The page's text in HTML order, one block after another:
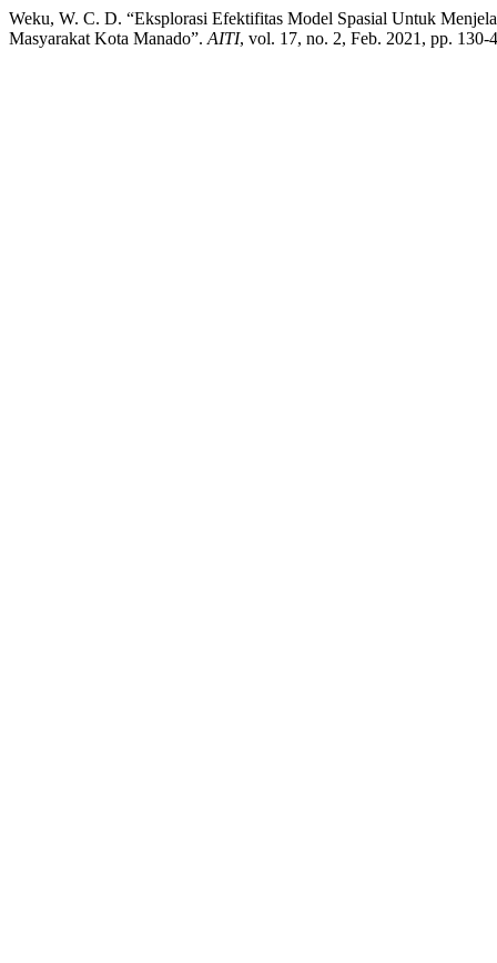
Weku, W. C. D. “Eksplorasi Efektifitas Model Spasial Untuk
Masyarakat Kota Manado”. AITI, vol. 17, no. 2, Feb. 2021, pp.